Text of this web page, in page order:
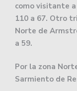
como visitante a
110 a 67. Otro
Norte de
a 59.
Por la zona
Sarmiento de